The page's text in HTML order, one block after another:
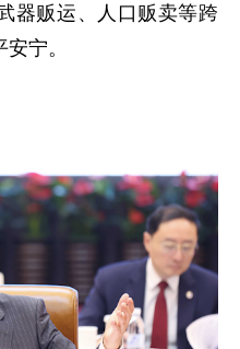
器贩运、人口贩卖等跨
宁。